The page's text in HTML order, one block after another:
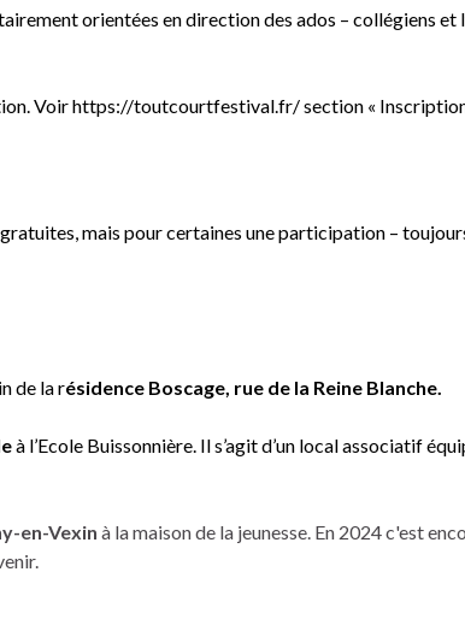
orientées en direction des ados – collégiens et
Voirhttps://toutcourtfestival.fr/ section «
mais pour certaines une participation –
de la résidence Boscage, rue de la Reine Blanche.
à l’Ecole Buissonnière. Il s’agit d’un local associatif
en-Vexin à la maison de la jeunesse. En 2024 c'est